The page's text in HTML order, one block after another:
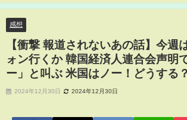
国経済人連合会声明で「スワップー」と叫ぶ
感想
【衝撃 報道されないあの話】今週
ォン行くか 韓国経済人連合会声明
ー」と叫ぶ 米国はノー！どうする？
2024年12月30日 2024年12月30日